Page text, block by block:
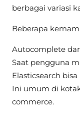
berbagai variasi
Beberapa
Autocomplete
Saat pengguna
Elasticsearch
Ini umum di
commerce.